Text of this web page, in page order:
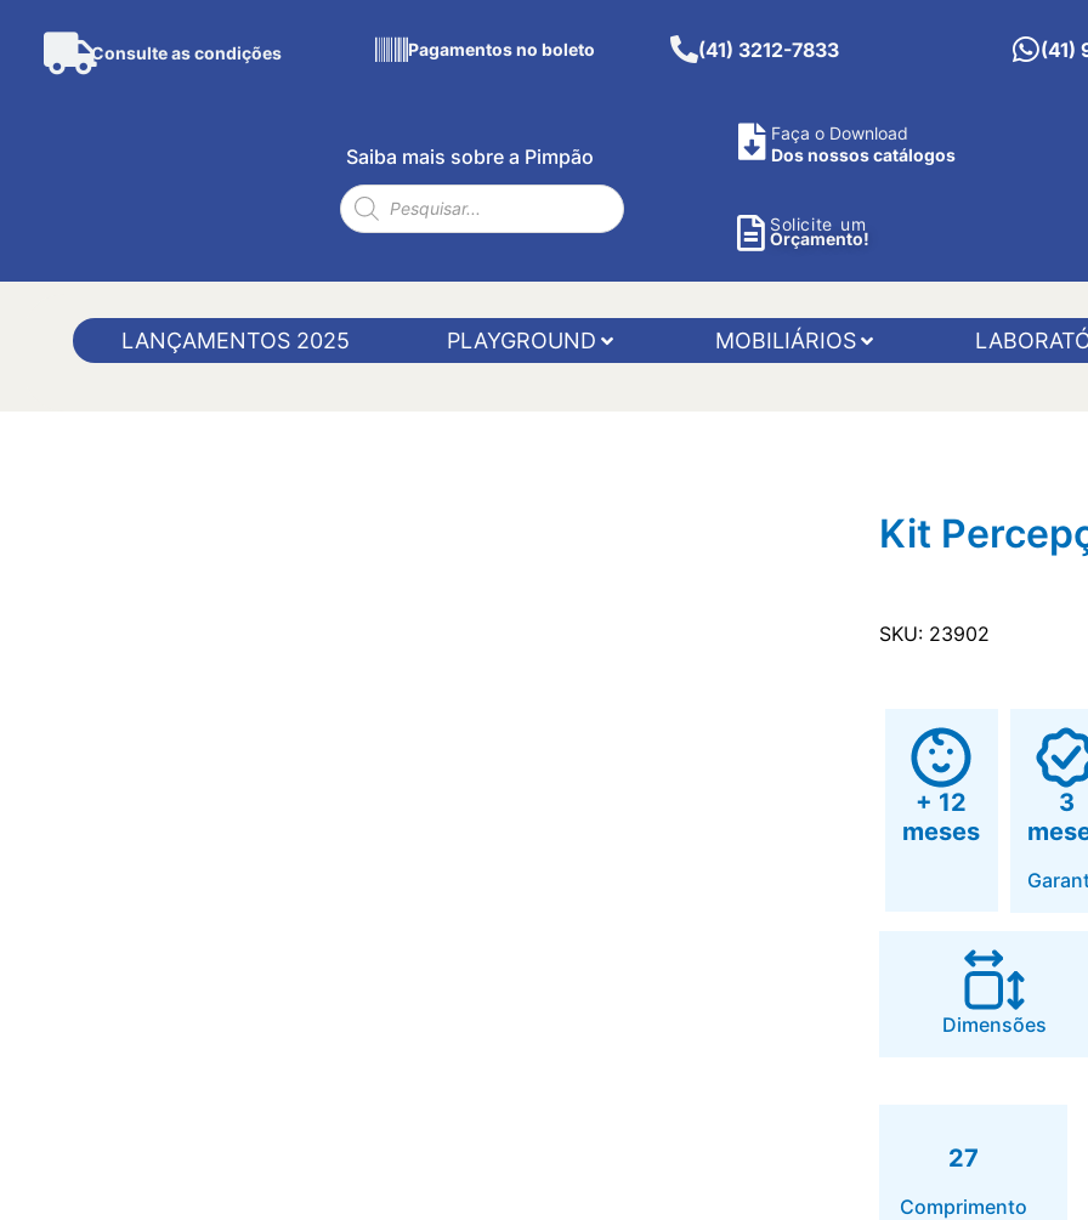
Consulte as condições Pagamentos no boleto (41) 3212-7833 (41)
Saiba mais sobre a Pimpão
Faça o Download
Dos nossos catálogos
Solicite um
Orçamento!
LANÇAMENTOS 2025 PLAYGROUND MOBILIÁRIOS
Kit
SKU: 23902
+ 12
meses
3
Dimensões
27
Comprimento